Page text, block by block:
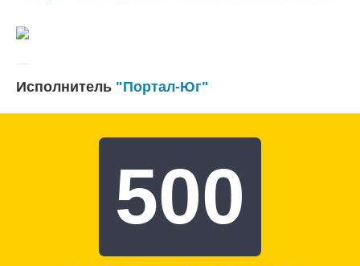
Исполнитель "Портал-Юг"
500